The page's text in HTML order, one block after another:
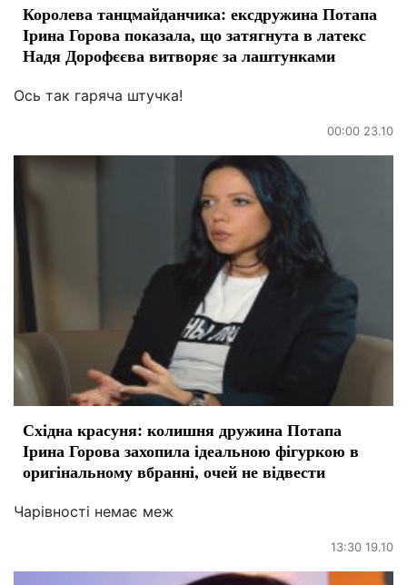
Королева танцмайданчика: ексдружина Потапа
Ірина Горова показала, що затягнута в латекс
Надя Дорофєєва витворяє за лаштунками
Ось так гаряча штучка!
00:00 23.10
Східна красуня: колишня дружина Потапа
Ірина Горова захопила ідеальною фігуркою в
оригінальному вбранні, очей не відвести
Чарівності немає меж
13:30 19.10